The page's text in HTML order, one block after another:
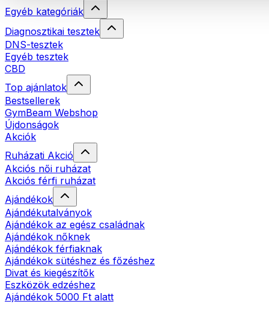
Egyéb kategóriák
Diagnosztikai tesztek
DNS-tesztek
Egyéb tesztek
CBD
Top ajánlatok
Bestsellerek
GymBeam Webshop
Újdonságok
Akciók
Ruházati Akció
Akciós női ruházat
Akciós férfi ruházat
Ajándékok
Ajándékutalványok
Ajándékok az egész családnak
Ajándékok nőknek
Ajándékok férfiaknak
Ajándékok sütéshez és főzéshez
Divat és kiegészítők
Eszközök edzéshez
Ajándékok 5000 Ft alatt